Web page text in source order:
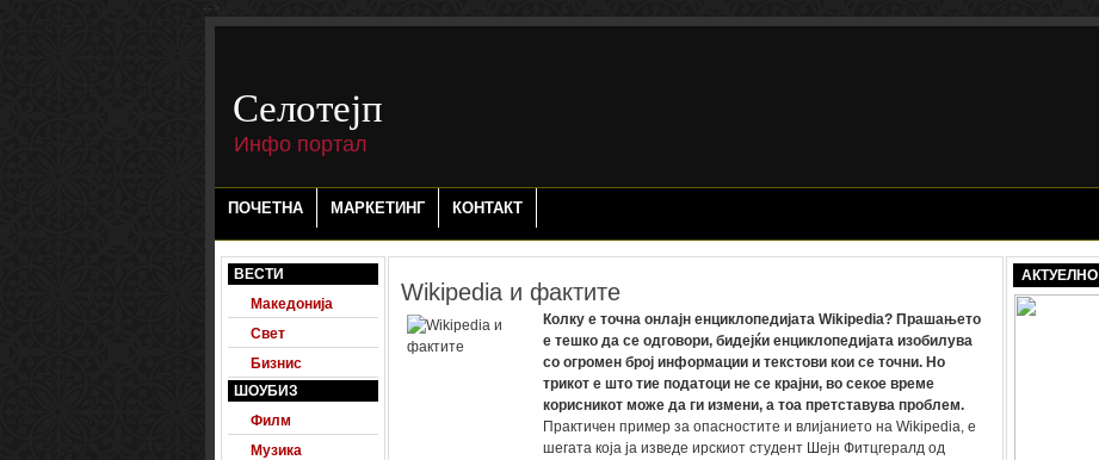
-->
Селотејп
Инфо портал
ПОЧЕТНА МАРКЕТИНГ КОНТАКТ
ВЕСТИ
Македонија
Свет
Бизнис
ШОУБИЗ
Филм
Музика
Wikipedia и фактите
Колку е точна онлајн енциклопедијата Wikipedia? Прашањето
е тешко да се одговори, бидејќи енциклопедијата изобилува
со огромен број информации и текстови кои се точни. Но
трикот е што тие податоци не се крајни, во секое време
корисникот може да ги измени, а тоа претставува проблем.
Практичен пример за опасностите и влијанието на Wikipedia, е
шегата која ја изведе ирскиот студент Шејн Фитцгералд од
АКТУЕЛНО